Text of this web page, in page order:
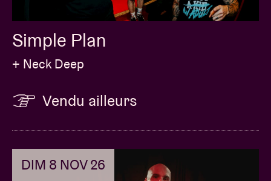
Simple Plan
+ Neck Deep
Vendu ailleurs
DIM 8 NOV 26